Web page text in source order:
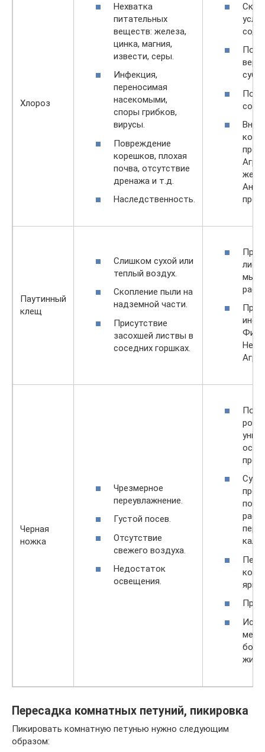
Хлороз
Нехватка
питательных
веществ: железа,
цинка, магния,
извести, серы.
Инфекция,
переносимая
насекомыми,
споры грибков,
вирусы.
Повреждение
корешков, плохая
почва, отсутствие
дренажа и т.д.
Наследственность.
Паутинный
клещ
Слишком сухой или
теплый воздух.
Скопление пыли на
надземной части.
Присутствие
засохшей листвы в
соседних горшках.
Черная
ножка
Чрезмерное
переувлажнение.
Густой посев.
Отсутствие
свежего воздуха.
Недостаток
освещения.
Пересадка комнатных петуний, пикировка
Пикировать комнатную петунью нужно следующим
образом: